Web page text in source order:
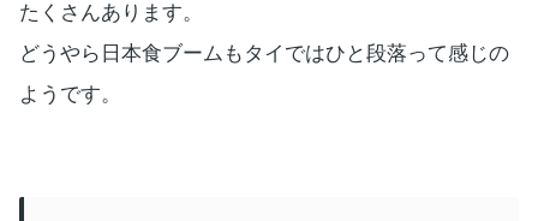
たくさんあります。
どうやら日本食ブームもタイではひと段落って感じの
ようです。